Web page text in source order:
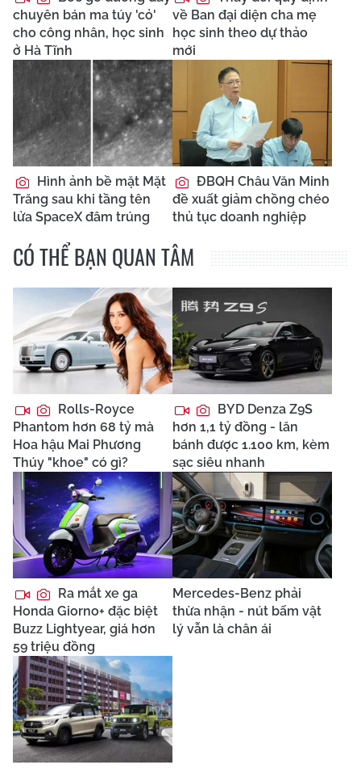
chuyên bán ma túy 'cỏ'
cho công nhân, học sinh
ở Hà Tĩnh
về Ban đại diện cha mẹ
học sinh theo dự thảo
mới
Hình ảnh bề mặt Mặt
Trăng sau khi tầng tên
lửa SpaceX đâm trúng
ĐBQH Châu Văn Minh
đề xuất giảm chồng chéo
thủ tục doanh nghiệp
CÓ THỂ BẠN QUAN TÂM
Rolls-Royce
Phantom hơn 68 tỷ mà
Hoa hậu Mai Phương
Thúy "khoe" có gì?
BYD Denza Z9S
hơn 1,1 tỷ đồng - lăn
bánh được 1.100 km, kèm
sạc siêu nhanh
Ra mắt xe ga
Honda Giorno+ đặc biệt
Buzz Lightyear, giá hơn
59 triệu đồng
Mercedes-Benz phải
thừa nhận - nút bấm vật
lý vẫn là chân ái